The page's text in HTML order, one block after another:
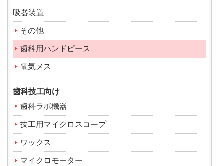
吸器装置
その他
歯科用ハンドピース
電気メス
歯科技工向け
歯科ラボ機器
技工用マイクロスコープ
ワックス
マイクロモーター